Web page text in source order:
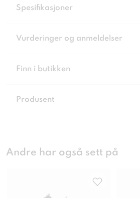
Spesifikasjoner
Vurderinger og anmeldelser
Finn i butikken
Produsent
Andre har også sett på